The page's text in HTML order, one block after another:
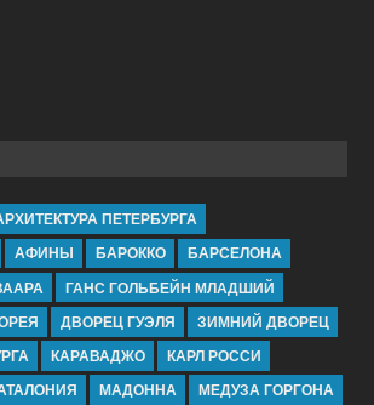
ПЕТЕРБУРГА
АФИНЫ БАРОККО
БАРСЕЛОНА
ГАНС ГОЛЬБЕЙН МЛАДШИЙ
ДВОРЕЦ ГУЭЛЯ
ЗИМНИЙ ДВОРЕЦ
КАРАВАДЖО
КАРЛ РОССИ
МАДОННА МЕДУЗА ГОРГОНА